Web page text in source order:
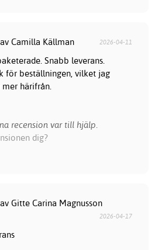
Camilla Källman 2026-04-11
Snabb leverans.
för beställningen, vilket jag
härifrån.
recension var till hjälp.
dig?
Gitte Carina Magnusson
2026-04-17